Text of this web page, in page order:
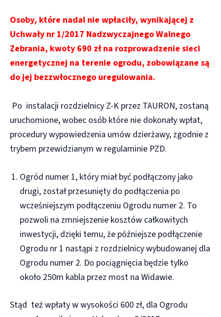
Osoby, które nadal nie wpłaciły, wynikającej z
Uchwały nr 1/2017 Nadzwyczajnego Walnego
Zebrania, kwoty 690 zł na rozprowadzenie sieci
energetycznej na terenie ogrodu, zobowiązane są
do jej bezzwłocznego uregulowania.
Po instalacji rozdzielnicy Z-K przez TAURON, zostaną
uruchomione, wobec osób które nie dokonały wpłat,
procedury wypowiedzenia umów dzierżawy, zgodnie z
trybem przewidzianym w regulaminie PZD.
Ogród numer 1, który miał być podłączony jako
drugi, został przesunięty do podłączenia po
wcześniejszym podłączeniu Ogrodu numer 2. To
pozwoli na zmniejszenie kosztów całkowitych
inwestycji, dzięki temu, że późniejsze podłączenie
Ogrodu nr 1 nastąpi z rozdzielnicy wybudowanej dla
Ogrodu numer 2. Do pociągnięcia będzie tylko
około 250m kabla przez most na Widawie.
Stąd też wpłaty w wysokości 600 zł, dla Ogrodu